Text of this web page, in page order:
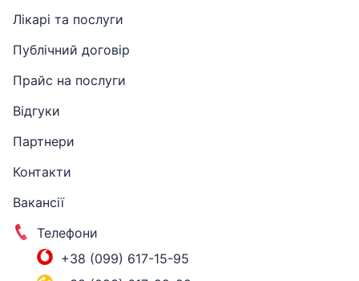
Лікарі та послуги
Публічний договір
Прайс на послуги
Відгуки
Партнери
Контакти
Вакансії
Телефони
+38 (099) 617-15-95